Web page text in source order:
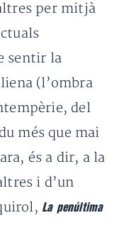
per mitjà
sentir la
(l’ombra
del
més que mai
és a dir, a la
i d’un
La penúltima